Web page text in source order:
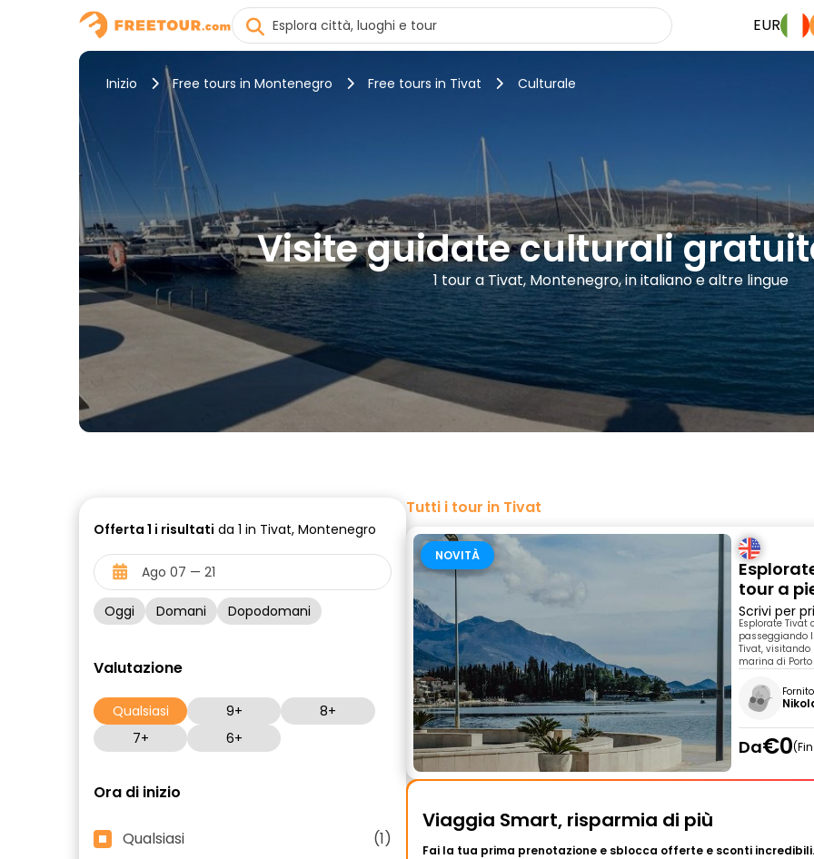
EUR
Inizio Free tours in Montenegro Free tours in Tivat Culturale
Visite guidate culturali
1 tour a Tivat, Montenegro, in italiano e altre lingue
Offerta 1 i risultati da 1 in Tivat, Montenegro
Oggi Domani Dopodomani
Valutazione
Qualsiasi 9+
8+
7+
6+
Ora di inizio
Qualsiasi
(1)
Tutti i tour in Tivat
NOVITÀ
tour a
Scrivi per
Esplorate
passeggiando
Tivat, visitando
marina di
Da€0
Viaggia Smart, risparmia di più
Fai la tua prima prenotazione e sblocca offerte e sconti incredibili.